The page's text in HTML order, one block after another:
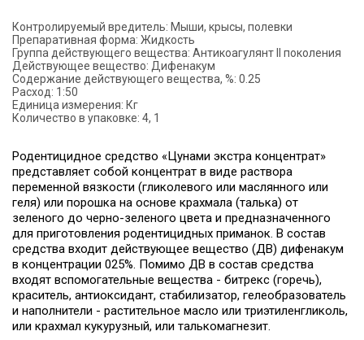
Контролируемый вредитель: Мыши, крысы, полевки
Препаративная форма: Жидкость
Группа действующего вещества: Антикоагулянт II поколения
Действующее вещество: Дифенакум
Содержание действующего вещества, %: 0.25
Расход: 1:50
Единица измерения: Кг
Количество в упаковке: 4, 1
Родентицидное средство «Цунами экстра концентрат»
представляет собой концентрат в виде раствора
переменной вязкости (гликолевого или маслянного или
геля) или порошка на основе крахмала (талька) от
зеленого до черно-зеленого цвета и предназначенного
для приготовления родентицидных приманок. В состав
средства входит действующее вещество (ДВ) дифенакум
в концентрации 025%. Помимо ДВ в состав средства
входят вспомогательные вещества - битрекс (горечь),
краситель, антиоксидант, стабилизатор, гелеобразователь
и наполнители - растительное масло или триэтиленгликоль,
или крахмал кукурузный, или талькомагнезит.